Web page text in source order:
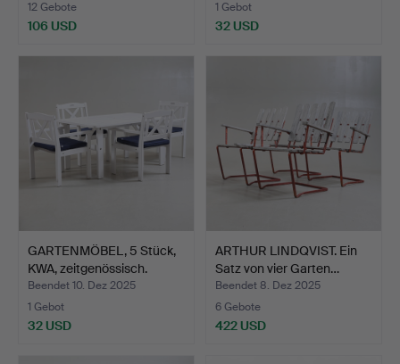
12 Gebote
106 USD
1 Gebot
32 USD
GARTENMÖBEL, 5 Stück,
KWA, zeitgenössisch.
Beendet 10. Dez 2025
1 Gebot
32 USD
ARTHUR LINDQVIST. Ein
Satz von vier Garten…
Beendet 8. Dez 2025
6 Gebote
422 USD